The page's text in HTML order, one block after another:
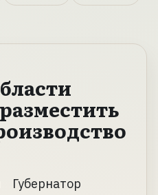
Губернатор